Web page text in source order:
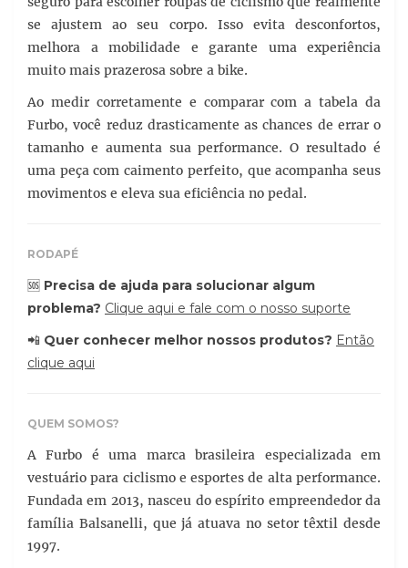
se ajustem ao seu corpo. Isso evita desconfortos,
melhora a mobilidade e garante uma experiência
muito mais prazerosa sobre a bike.
Ao medir corretamente e comparar com a tabela da
Furbo, você reduz drasticamente as chances de errar o
tamanho e aumenta sua performance. O resultado é
uma peça com caimento perfeito, que acompanha seus
movimentos e eleva sua eficiência no pedal.
RODAPÉ
🆘 Precisa de ajuda para solucionar algum
problema? Clique aqui e fale com o nosso suporte
📲 Quer conhecer melhor nossos produtos? Então
clique aqui
QUEM SOMOS?
A Furbo é uma marca brasileira especializada em
vestuário para ciclismo e esportes de alta performance.
Fundada em 2013, nasceu do espírito empreendedor da
família Balsanelli, que já atuava no setor têxtil desde
1997.